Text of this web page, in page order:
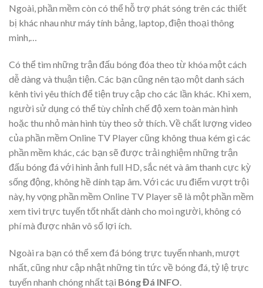
Ngoài, phần mềm còn có thể hỗ trợ phát sóng trên các thiết
bị khác nhau như máy tính bảng, laptop, điện thoại thông
minh,…
Có thể tìm những trận đấu bóng đóa theo từ khóa một cách
dễ dàng và thuận tiện. Các bạn cũng nên tạo một danh sách
kênh tivi yêu thích để tiện truy cập cho các lần khác. Khi xem,
người sử dụng có thể tùy chỉnh chế độ xem toàn màn hình
hoặc thu nhỏ màn hình tùy theo sở thích. Về chất lượng video
của phần mềm Online TV Player cũng không thua kém gì các
phần mềm khác, các bạn sẽ được trải nghiệm những trận
đấu bóng đá với hình ảnh full HD, sắc nét và âm thanh cực kỳ
sống động, không hề dính tạp âm. Với các ưu điểm vượt trội
này, hy vọng phần mềm Online TV Player sẽ là một phần mềm
xem tivi trực tuyến tốt nhất dành cho moi người, không có
phí mà được nhân vô số lợi ích.
Ngoài ra bạn có thể xem đá bóng trực tuyến nhanh, mượt
nhất, cũng như cập nhật những tin tức về bóng đá, tỷ lệ trực
tuyến nhanh chóng nhất tại Bóng Đá INFO